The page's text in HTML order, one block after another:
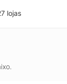
lojas